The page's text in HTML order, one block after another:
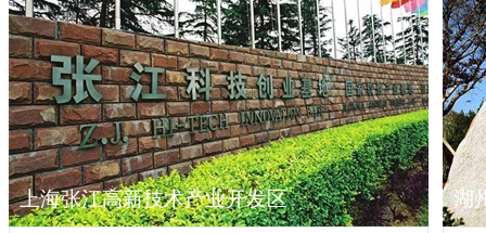
上海张江高新技术产业开发区 湖